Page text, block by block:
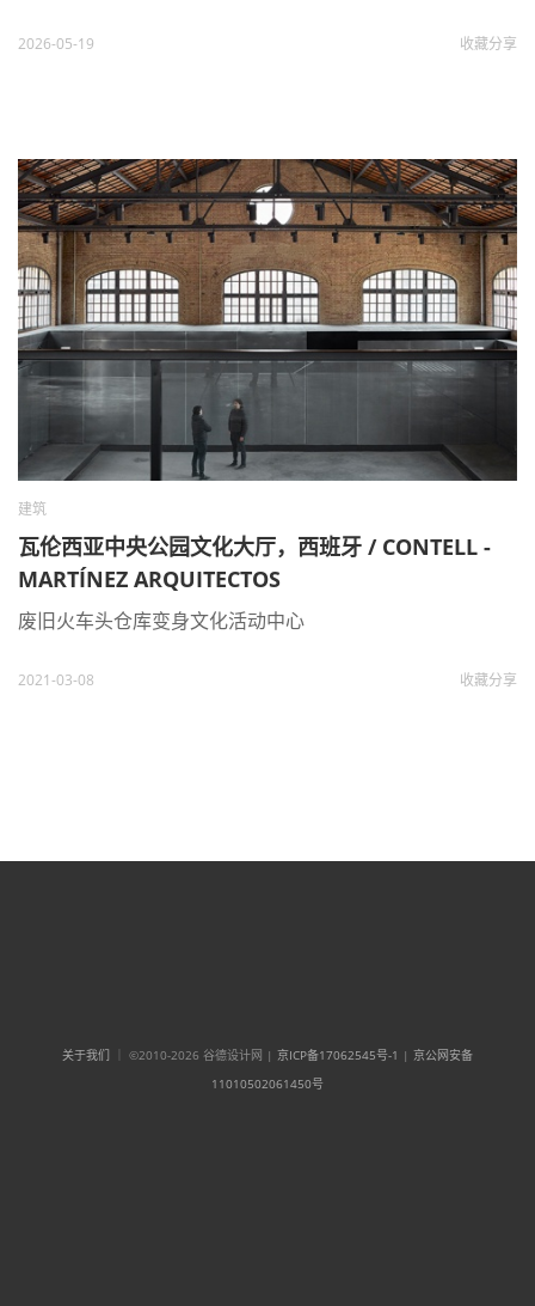
2026-05-19 收藏分享
建筑
瓦伦西亚中央公园文化大厅，西班牙 / CONTELL -
MARTÍNEZ ARQUITECTOS
废旧火车头仓库变身文化活动中心
2021-03-08 收藏分享
关于我们 ｜ ©2010-2026 谷德设计网 | 京ICP备17062545号-1 | 京公网安备
11010502061450号